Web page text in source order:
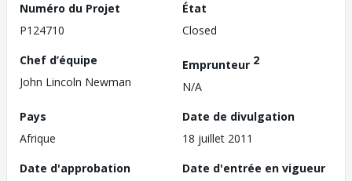
Numéro du Projet
P124710
État
Closed
Chef d’équipe
John Lincoln Newman
Emprunteur 2
N/A
Pays
Afrique
Date de divulgation
18 juillet 2011
Date d'approbation
Date d'entrée en vigueur